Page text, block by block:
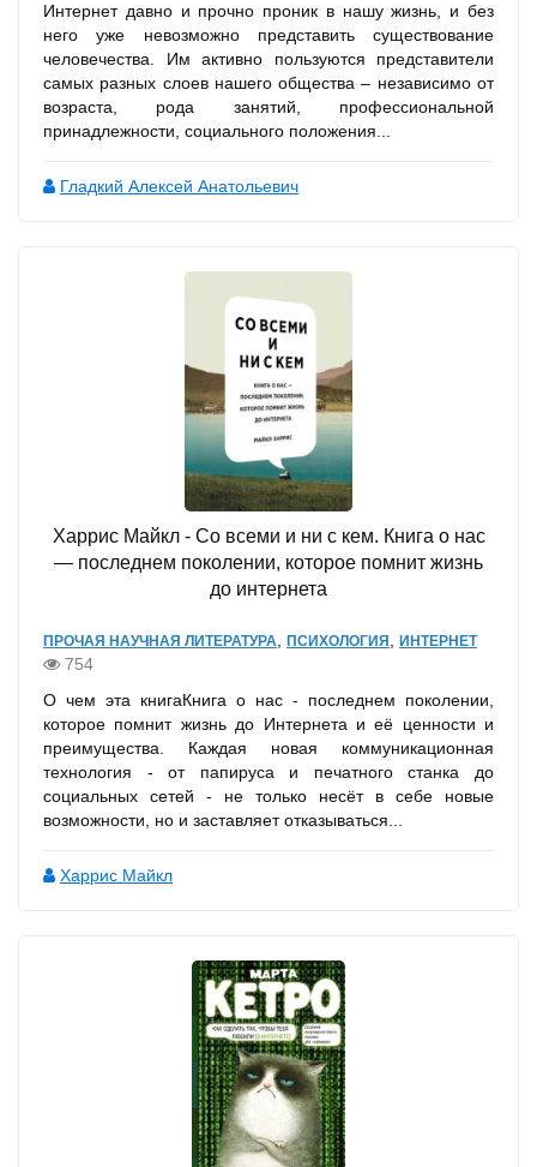
Интернет давно и прочно проник в нашу жизнь, и без
него уже невозможно представить существование
человечества. Им активно пользуются представители
самых разных слоев нашего общества – независимо от
возраста, рода занятий, профессиональной
принадлежности, социального положения...
Гладкий Алексей Анатольевич
Харрис Майкл - Со всеми и ни с кем. Книга о нас
— последнем поколении, которое помнит жизнь
до интернета
ПРОЧАЯ НАУЧНАЯ ЛИТЕРАТУРА, ПСИХОЛОГИЯ , ИНТЕРНЕТ
754
О чем эта книгаКнига о нас - последнем поколении,
которое помнит жизнь до Интернета и её ценности и
преимущества. Каждая новая коммуникационная
технология - от папируса и печатного станка до
социальных сетей - не только несёт в себе новые
возможности, но и заставляет отказываться...
Харрис Майкл